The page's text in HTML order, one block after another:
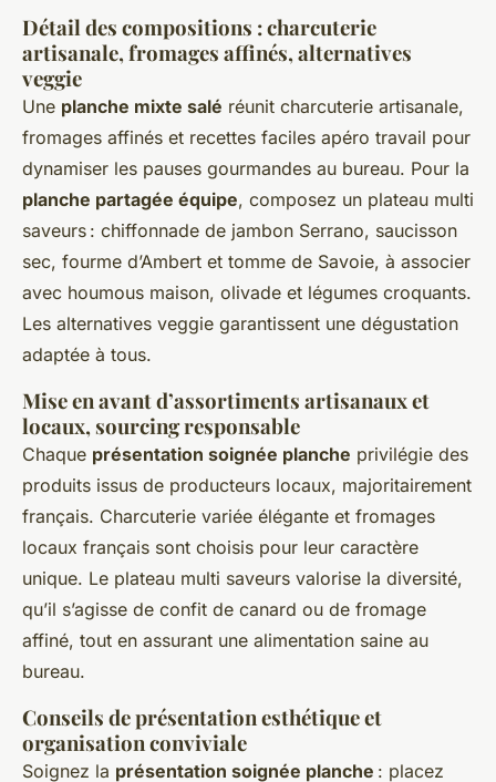
Détail des compositions : charcuterie
artisanale, fromages affinés, alternatives
veggie
Une planche mixte salé réunit charcuterie artisanale,
fromages affinés et recettes faciles apéro travail pour
dynamiser les pauses gourmandes au bureau. Pour la
planche partagée équipe, composez un plateau multi
saveurs : chiffonnade de jambon Serrano, saucisson
sec, fourme d’Ambert et tomme de Savoie, à associer
avec houmous maison, olivade et légumes croquants.
Les alternatives veggie garantissent une dégustation
adaptée à tous.
Mise en avant d’assortiments artisanaux et
locaux, sourcing responsable
Chaque présentation soignée planche privilégie des
produits issus de producteurs locaux, majoritairement
français. Charcuterie variée élégante et fromages
locaux français sont choisis pour leur caractère
unique. Le plateau multi saveurs valorise la diversité,
qu’il s’agisse de confit de canard ou de fromage
affiné, tout en assurant une alimentation saine au
bureau.
Conseils de présentation esthétique et
organisation conviviale
Soignez la présentation soignée planche : placez